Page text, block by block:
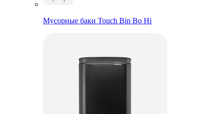
Мусорные баки Touch Bin Bo Hi